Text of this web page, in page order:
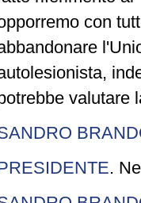
con
valutare
.